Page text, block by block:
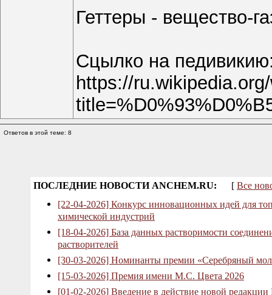
Геттеры - вещество-
Сцылко на
https://
Ответов в этой теме: 8
ПОСЛЕДНИЕ НОВОСТИ ANCHEM.RU: [ Все
[22-04-2026] Конкурс инновационных идей для
химической индустрий
[18-04-2026] База данных растворимости
растворителей
[30-03-2026] Номинанты премии «Серебряный
[15-03-2026] Премия имени М.С. Цвета 2026
[01-02-2026] Введение в действие новой